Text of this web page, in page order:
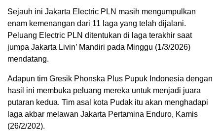
Sejauh ini Jakarta Electric PLN masih mengumpulkan
enam kemenangan dari 11 laga yang telah dijalani.
Peluang Electric PLN ditentukan di laga terakhir saat
jumpa Jakarta Livin’ Mandiri pada Minggu (1/3/2026)
mendatang.
Adapun tim Gresik Phonska Plus Pupuk Indonesia dengan
hasil ini membuka peluang mereka untuk menjadi juara
putaran kedua. Tim asal kota Pudak itu akan menghadapi
laga akbar melawan Jakarta Pertamina Enduro, Kamis
(26/2/202).